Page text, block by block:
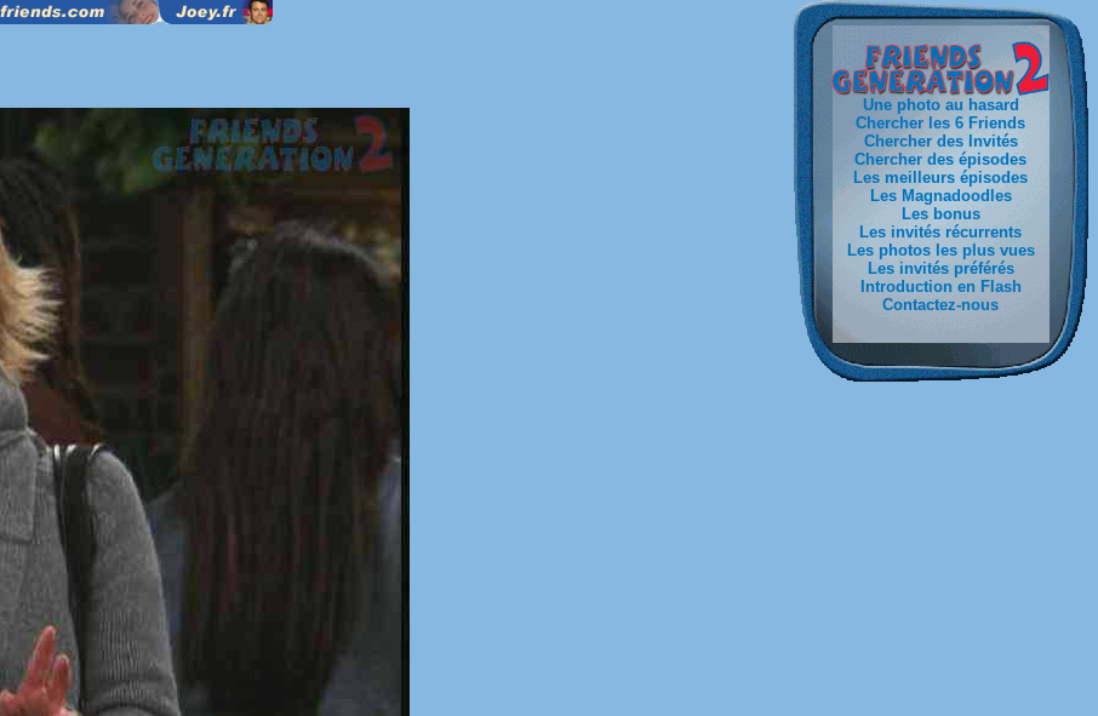
Une photo au hasard
Chercher les 6 Friends
Chercher des Invités
Chercher des épisodes
Les meilleurs épisodes
Les Magnadoodles
Les bonus
Les invités récurrents
Les photos les plus vues
Les invités préférés
Introduction en Flash
Contactez-nous